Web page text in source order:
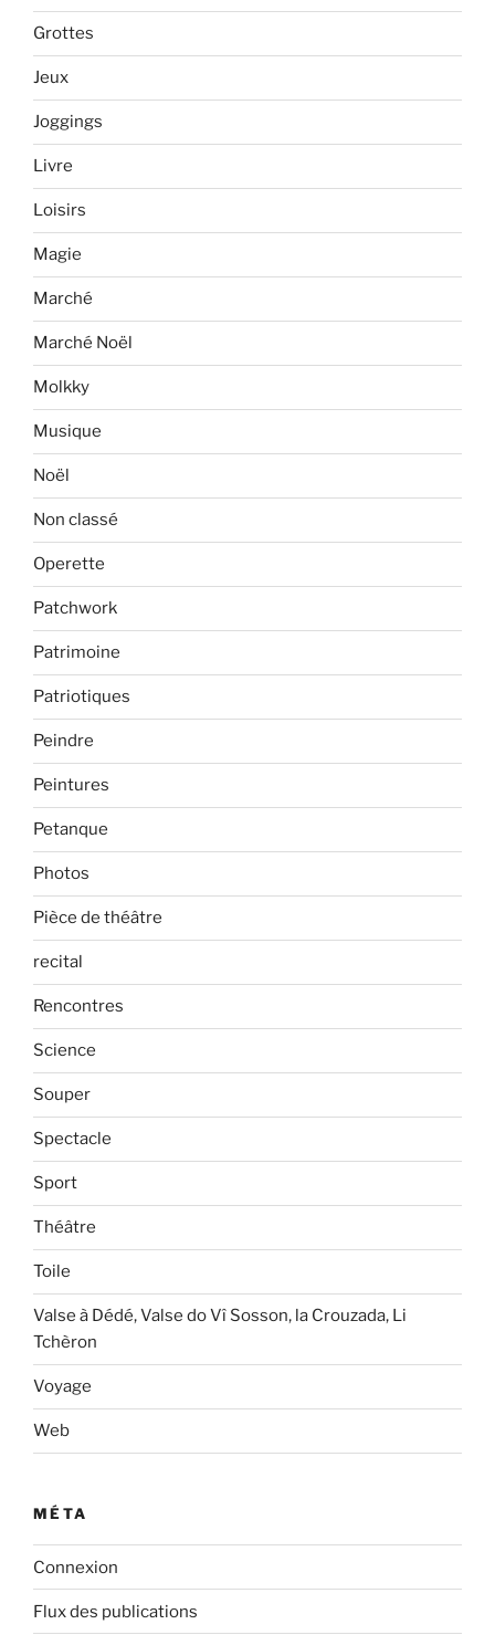
Grottes
Jeux
Joggings
Livre
Loisirs
Magie
Marché
Marché Noël
Molkky
Musique
Noël
Non classé
Operette
Patchwork
Patrimoine
Patriotiques
Peindre
Peintures
Petanque
Photos
Pièce de théâtre
recital
Rencontres
Science
Souper
Spectacle
Sport
Théâtre
Toile
Valse à Dédé, Valse do Vî Sosson, la Crouzada, Li
Tchèron
Voyage
Web
MÉTA
Connexion
Flux des publications